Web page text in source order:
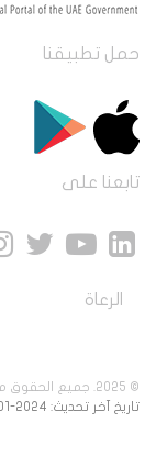
حمل تطبيقنا
تابعنا على
الرعاة
© 2025. جميع الحقوق محفوظة لجائزة محمد بن راشد آل مكتوم للأبداع الرياضي
تاريخ آخر تحديث: 2024-01-11